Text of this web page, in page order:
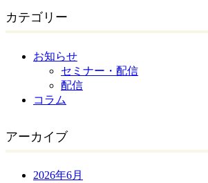
カテゴリー
お知らせ
セミナー・配信
配信
コラム
アーカイブ
2026年6月